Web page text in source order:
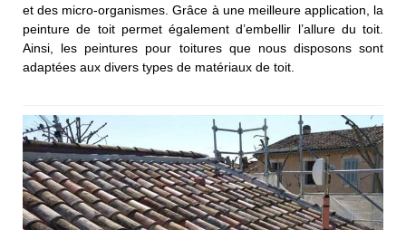
et des micro-organismes. Grâce à une meilleure application, la
peinture de toit permet également d’embellir l’allure du toit.
Ainsi, les peintures pour toitures que nous disposons sont
adaptées aux divers types de matériaux de toit.